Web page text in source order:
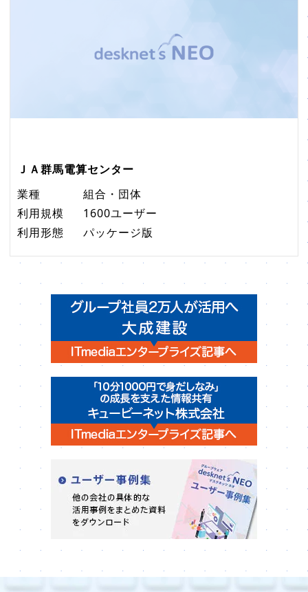
ＪＡ群馬電算センター
業種
組合・団体
利用規模
1600ユーザー
利用形態
パッケージ版